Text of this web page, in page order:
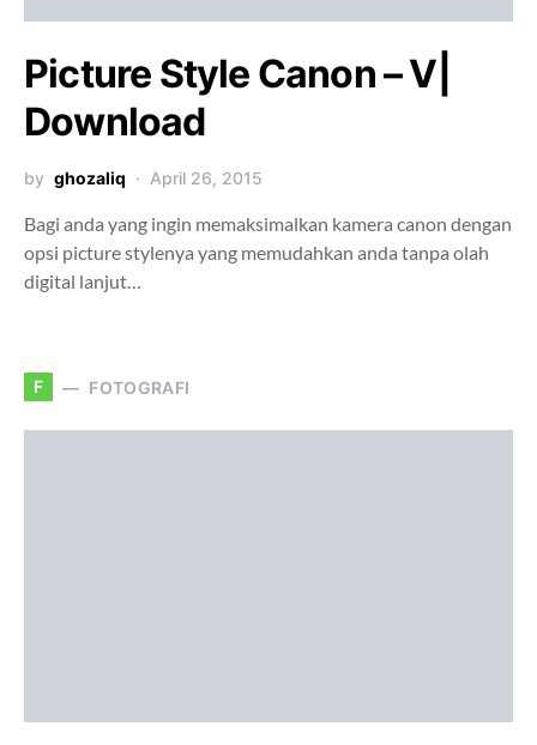
Picture Style Canon – V|
Download
by ghozaliq April 26, 2015
Bagi anda yang ingin memaksimalkan kamera canon dengan
opsi picture stylenya yang memudahkan anda tanpa olah
digital lanjut…
F FOTOGRAFI